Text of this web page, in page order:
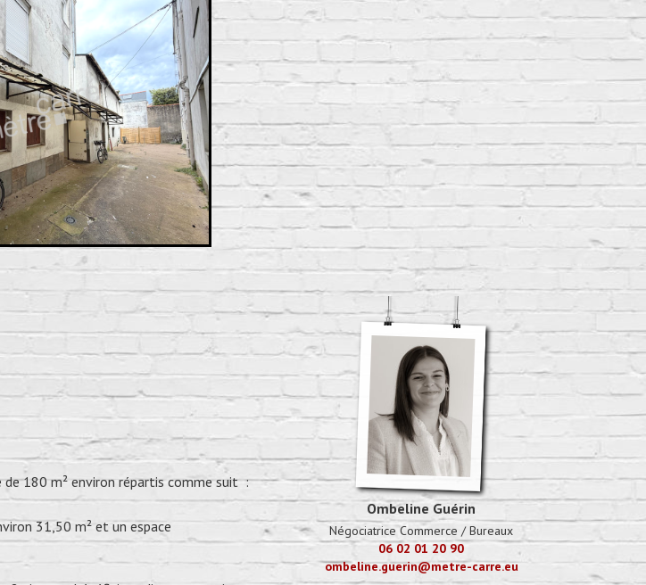
180 m² environ répartis comme suit :
31,50 m² et un espace
Ombeline Guérin
Négociatrice Commerce / Bureaux
06 02 01 20 90
ombeline.guerin@metre-carre.eu